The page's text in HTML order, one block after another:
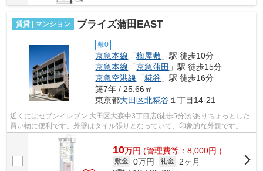
賃貸 | マンション ブライズ蒲田EAST
敷0
京急本線 「梅屋敷 」駅 徒歩10分
京急本線 「京急蒲田 」駅 徒歩15分
京急空港線 「糀谷 」駅 徒歩16分
築7年 / 25.66㎡
東京都大田区北糀谷 １丁目14-21
近くにはセブンイレブン 大田区大森中3丁目店(徒歩5分)がありちょっとした
買い物に便利です。外壁はタイル張りとなっていて、印象的な外観です。駅
が周辺に2つあるので行動範囲が広が...
10万円 (管理費等：8,000円 )
敷金 0万円 礼金
2ヶ月